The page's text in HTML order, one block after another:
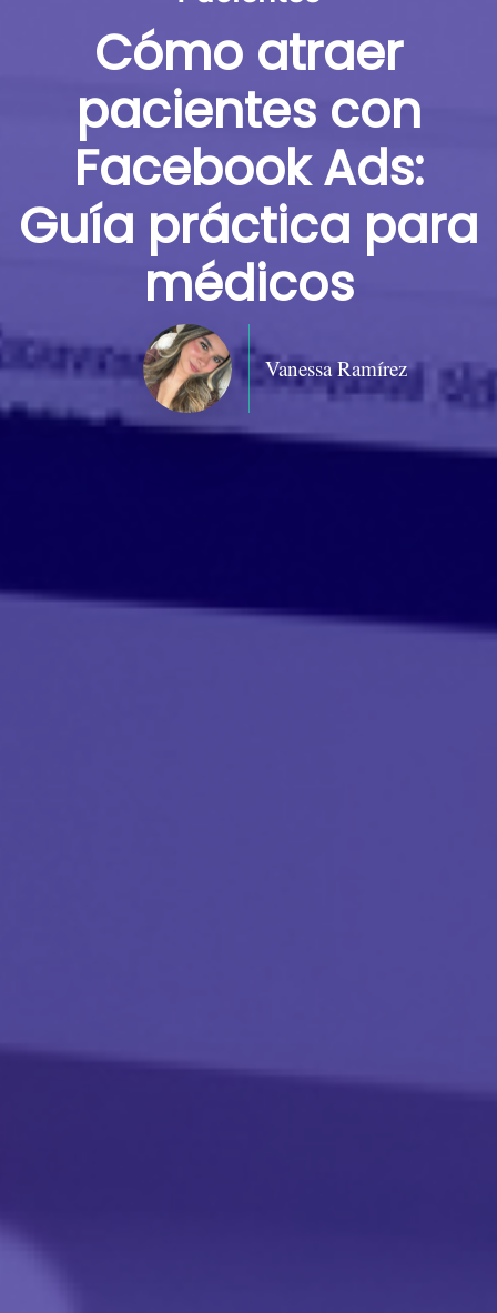
Cómo atraer
pacientes con
Facebook Ads:
Guía práctica para
médicos
Vanessa Ramírez